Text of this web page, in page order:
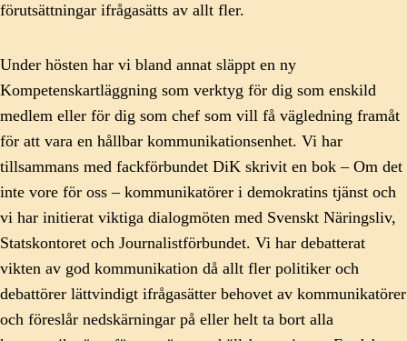
förutsättningar ifrågasätts av allt fler.
Under hösten har vi bland annat släppt en ny
Kompetenskartläggning som verktyg för dig som enskild
medlem eller för dig som chef som vill få vägledning framåt
för att vara en hållbar kommunikationsenhet. Vi har
tillsammans med fackförbundet DiK skrivit en bok – Om det
inte vore för oss – kommunikatörer i demokratins tjänst och
vi har initierat viktiga dialogmöten med Svenskt Näringsliv,
Statskontoret och Journalistförbundet. Vi har debatterat
vikten av god kommunikation då allt fler politiker och
debattörer lättvindigt ifrågasätter behovet av kommunikatörer
och föreslår nedskärningar på eller helt ta bort alla